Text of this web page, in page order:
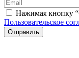
Нажимая кнопку
Пользовательское